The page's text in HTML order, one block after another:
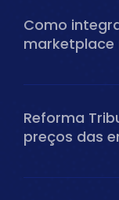
Como
marketplace
Reforma
preços das